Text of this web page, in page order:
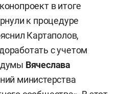
в итоге
к процедуре
Картаполов,
с учетом
Вячеслава
министерства